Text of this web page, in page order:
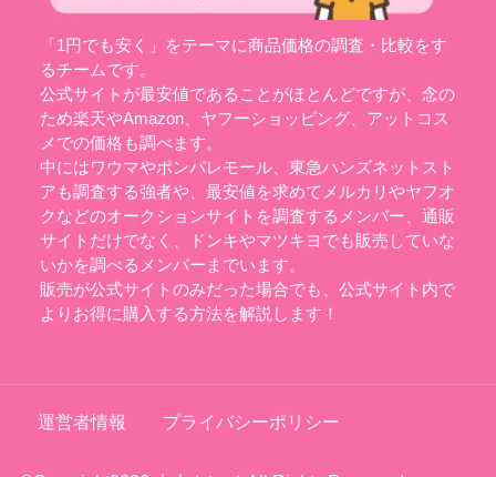
「1円でも安く」をテーマに商品価格の調査・比較をす
るチームです。
公式サイトが最安値であることがほとんどですが、念の
ため楽天やAmazon、ヤフーショッピング、アットコス
メでの価格も調べます。
中にはワウマやポンパレモール、東急ハンズネットスト
アも調査する強者や、最安値を求めてメルカリやヤフオ
クなどのオークションサイトを調査するメンバー、通販
サイトだけでなく、ドンキやマツキヨでも販売していな
いかを調べるメンバーまでいます。
販売が公式サイトのみだった場合でも、公式サイト内で
よりお得に購入する方法を解説します！
運営者情報 プライバシーポリシー